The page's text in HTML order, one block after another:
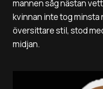
mannen såg nästan
kvinnan inte tog minsta
översittare stil, stod
midjan.